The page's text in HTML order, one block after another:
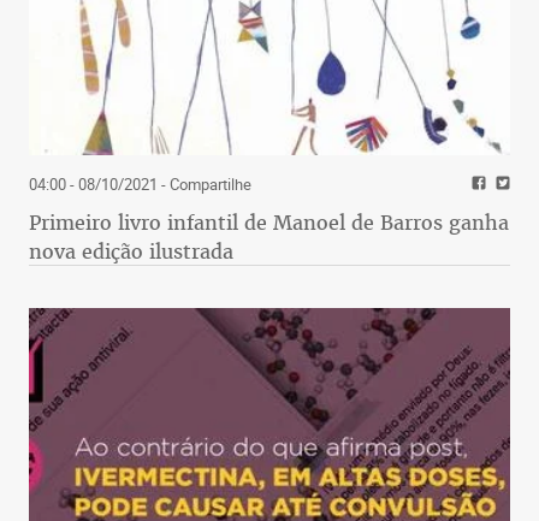
04:00 - 08/10/2021 - Compartilhe
Primeiro livro infantil de Manoel de Barros ganha
nova edição ilustrada